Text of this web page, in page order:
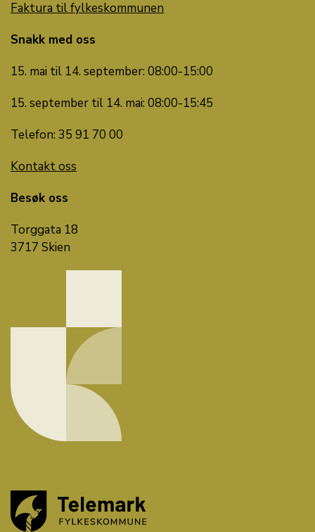
Faktura til fylkeskommunen
Snakk med oss
15. mai til 14. september: 08:00-15:00
15. september til 14. mai: 08:00-15:45
Telefon: 35 91 70 00
Kontakt oss
Besøk oss
Torggata 18
3717 Skien